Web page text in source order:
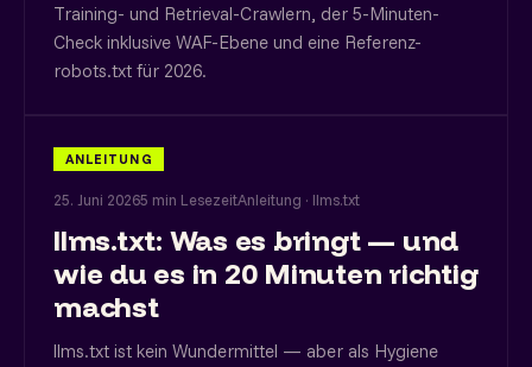
Training- und Retrieval-Crawlern, der 5-Minuten-
Check inklusive WAF-Ebene und eine Referenz-
robots.txt für 2026.
ANLEITUNG
25. Juni 20265 min LesezeitAnleitung · llms.txt
llms.txt: Was es bringt — und
wie du es in 20 Minuten richtig
machst
llms.txt ist kein Wundermittel — aber als Hygiene